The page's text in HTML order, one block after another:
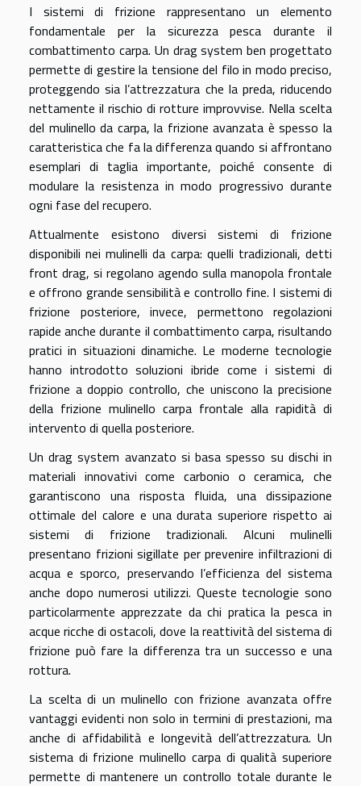
I sistemi di frizione rappresentano un elemento
fondamentale per la sicurezza pesca durante il
combattimento carpa. Un drag system ben progettato
permette di gestire la tensione del filo in modo preciso,
proteggendo sia l’attrezzatura che la preda, riducendo
nettamente il rischio di rotture improvvise. Nella scelta
del mulinello da carpa, la frizione avanzata è spesso la
caratteristica che fa la differenza quando si affrontano
esemplari di taglia importante, poiché consente di
modulare la resistenza in modo progressivo durante
ogni fase del recupero.
Attualmente esistono diversi sistemi di frizione
disponibili nei mulinelli da carpa: quelli tradizionali, detti
front drag, si regolano agendo sulla manopola frontale
e offrono grande sensibilità e controllo fine. I sistemi di
frizione posteriore, invece, permettono regolazioni
rapide anche durante il combattimento carpa, risultando
pratici in situazioni dinamiche. Le moderne tecnologie
hanno introdotto soluzioni ibride come i sistemi di
frizione a doppio controllo, che uniscono la precisione
della frizione mulinello carpa frontale alla rapidità di
intervento di quella posteriore.
Un drag system avanzato si basa spesso su dischi in
materiali innovativi come carbonio o ceramica, che
garantiscono una risposta fluida, una dissipazione
ottimale del calore e una durata superiore rispetto ai
sistemi di frizione tradizionali. Alcuni mulinelli
presentano frizioni sigillate per prevenire infiltrazioni di
acqua e sporco, preservando l’efficienza del sistema
anche dopo numerosi utilizzi. Queste tecnologie sono
particolarmente apprezzate da chi pratica la pesca in
acque ricche di ostacoli, dove la reattività del sistema di
frizione può fare la differenza tra un successo e una
rottura.
La scelta di un mulinello con frizione avanzata offre
vantaggi evidenti non solo in termini di prestazioni, ma
anche di affidabilità e longevità dell’attrezzatura. Un
sistema di frizione mulinello carpa di qualità superiore
permette di mantenere un controllo totale durante le